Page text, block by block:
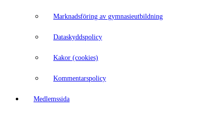
Marknadsföring av gymnasieutbildning
Dataskyddspolicy
Kakor (cookies)
Kommentarspolicy
Medlemssida